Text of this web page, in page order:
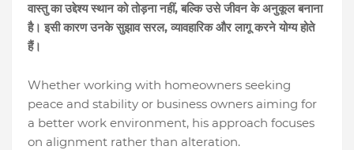
वास्तु का उद्देश्य स्थान को तोड़ना नहीं, बल्कि उसे जीवन के अनुकूल बनाना
है। इसी कारण उनके सुझाव सरल, व्यावहारिक और लागू करने योग्य होते
हैं।
Whether working with homeowners seeking
peace and stability or business owners aiming for
a better work environment, his approach focuses
on alignment rather than alteration.